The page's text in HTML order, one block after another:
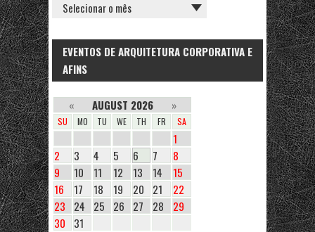
EVENTOS DE ARQUITETURA CORPORATIVA E
AFINS
« AUGUST 2026 »
SU MO TU WE TH FR SA
1
2
3 4 5 6 7
8
9
10 11 12 13 14
15
16
17 18 19 20 21
22
23
24 25 26 27 28
29
30
31